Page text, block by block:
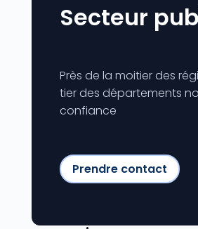
Secteur
Près de la moitier des
tier des départements
confiance
Prendre contact